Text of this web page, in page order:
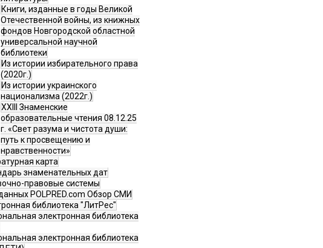
Книги, изданные в годы Великой
Отечественной войны, из книжных
фондов Новгородской областной
универсальной научной
библиотеки
Из истории избирательного права
(2020г.)
Из истории украинского
национализма (2022г.)
XXIII Знаменские
образовательные чтения 08.12.25
г. «Свет разума и чистота души:
путь к просвещению и
нравственности»
карта
знаменательных дат
правовые системы
POLPRED.com Обзор СМИ
библиотека "ЛитРес"
электронная библиотека
электронная библиотека